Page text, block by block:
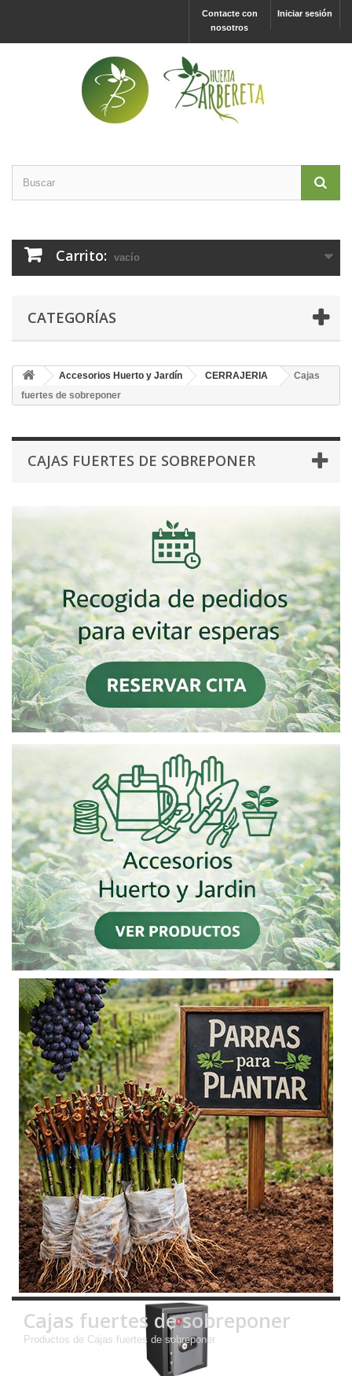
Iniciar sesión
Contacte con
nosotros
Carrito: vacío
CATEGORÍAS
Accesorios Huerto y Jardín CERRAJERIA
Cajas
fuertes de sobreponer
CAJAS FUERTES DE SOBREPONER
Cajas fuertes de sobreponer
Productos de Cajas fuertes de sobreponer